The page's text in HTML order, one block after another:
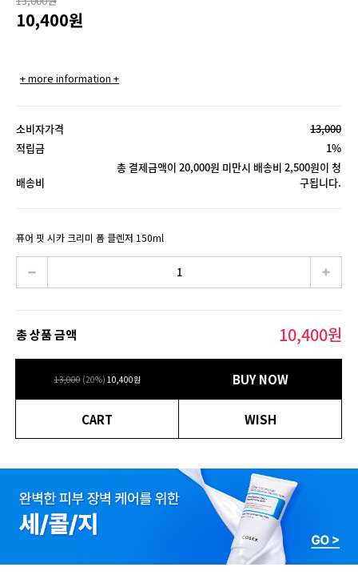
10,400원
+ more information +
소비자가격
13,000
적립금
1%
배송비
총 결제금액이 20,000원 미만시 배송비 2,500원이 청
구됩니다.
퓨어 핏 시카 크리미 폼 클렌저 150ml
총 상품 금액 10,400원
13,000 (20%) 10,400원 BUY NOW
CART WISH